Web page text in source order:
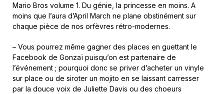
Mario Bros volume 1. Du génie, la princesse en moins. A
moins que l’aura d’April March ne plane obstinément sur
chaque pièce de nos orfèvres rétro-modernes.
– Vous pourrez même gagner des places en guettant le
Facebook de Gonzaï puisqu’on est partenaire de
l’événement ; pourquoi donc se priver d’acheter un vinyle
sur place ou de siroter un mojito en se laissant carresser
par la douce voix de Juliette Davis ou des choeurs